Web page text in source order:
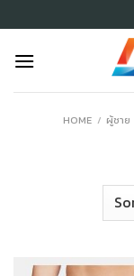
to
content
HOME / ผู้ชาย